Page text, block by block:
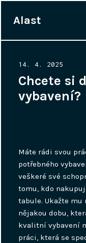
Alast
Posted
on
14. 4. 2025
Chcete si
vybavení?
Máte rádi svou
potřebného
veškeré své
tomu, kdo
tabule. Ukažte mu
nějakou dobu,
kvalitní vybavení
práci, která se